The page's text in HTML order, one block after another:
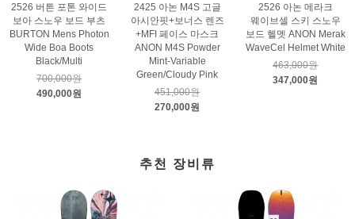
2526 버튼 포톤 와이드
보아 스노우 보드 부츠
BURTON Mens Photon
Wide Boa Boots
Black/Multi
700,000원
490,000원
2425 아논 M4S 고글
아시안핏+보너스 렌즈
+MFI 페이스 마스크
ANON M4S Powder
Mint-Variable
Green/Cloudy Pink
451,000원
270,000원
2526 아논 메라크
웨이브셀 스키 스노우
보드 헬멧 ANON Merak
WaveCel Helmet White
463,000원
347,000원
추천 장비류